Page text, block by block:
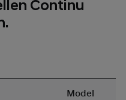
Continu
Model